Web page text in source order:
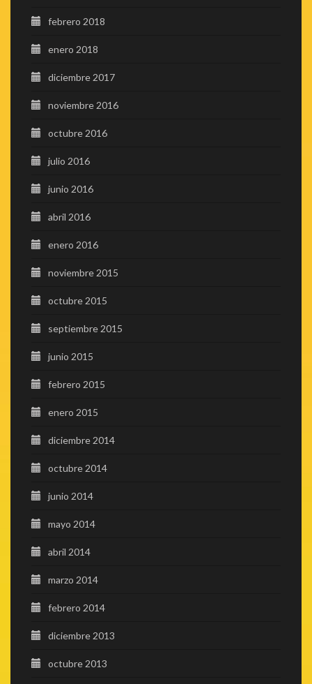
febrero 2018
enero 2018
diciembre 2017
noviembre 2016
octubre 2016
julio 2016
junio 2016
abril 2016
enero 2016
noviembre 2015
octubre 2015
septiembre 2015
junio 2015
febrero 2015
enero 2015
diciembre 2014
octubre 2014
junio 2014
mayo 2014
abril 2014
marzo 2014
febrero 2014
diciembre 2013
octubre 2013